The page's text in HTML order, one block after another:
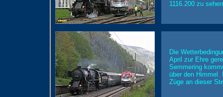
1116.200 zu
Die
April zur Ehre
Semmering
über den Himmel.
Züge an dieser